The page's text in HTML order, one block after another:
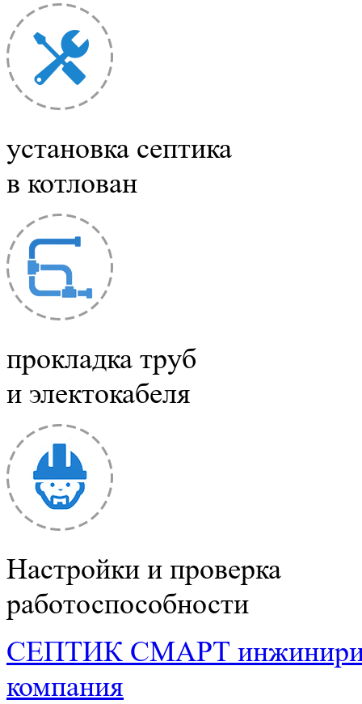
установка септика
в котлован
прокладка труб
и электокабеля
Настройки и проверка
работоспособности
СЕПТИК СМАРТ
компания